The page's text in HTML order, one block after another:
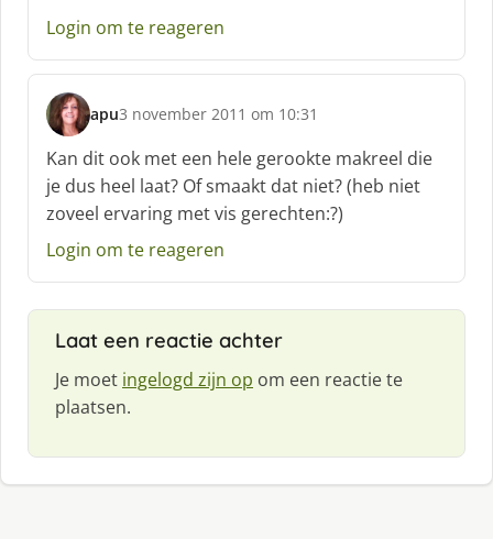
:Login om te reageren
apu
s
c
h
r
e
e
:
3 november 2011 om 10:31
Kan dit ook met een hele gerookte makreel die
je dus heel laat? Of smaakt dat niet? (heb niet
zoveel ervaring met vis gerechten:?)
Login om te reageren
Laat een reactie achter
Je moet ingelogd zijn op om een reactie te
plaatsen.